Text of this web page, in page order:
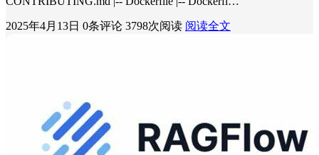
2025年4月13日 0条评论 3798次阅读 阅读全文